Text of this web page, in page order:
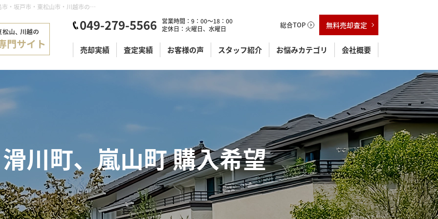
滑川町、嵐山町 土地50坪 予算～1000万円くらい | 鶴ヶ島市・坂戸市・東松山市・川越市の不動産購入・不動産売却のことならセンチュリー21明和ハウス
049-279-5566
営業時間：9：00～18：00
定休日：火曜日、水曜日
総合TOP 無料売却査定
売却実績 査定実績 お客様の声 スタッフ紹介 お悩みカテゴリ 会社概要
滑川町、嵐山町 購入希望